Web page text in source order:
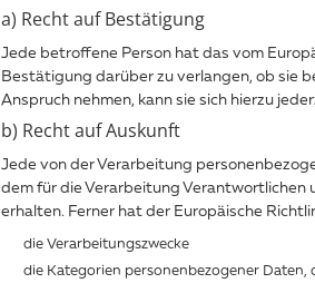
a) Recht auf Bestätigung
Jede betroffene Person hat das vom
Bestätigung darüber zu verlangen, ob sie
Anspruch nehmen, kann sie sich hierzu
b) Recht auf Auskunft
Jede von der Verarbeitung
dem für die Verarbeitung Verantwortlichen
erhalten. Ferner hat der Europäische
die Verarbeitungszwecke
die Kategorien personenbezogener Daten,